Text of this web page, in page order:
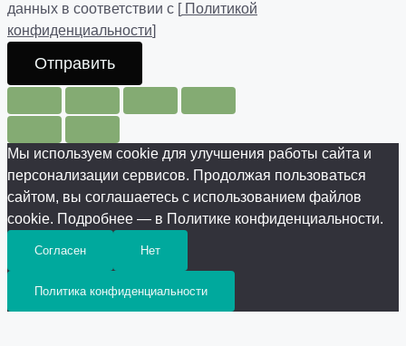
данных в соответствии с [Политикой
конфиденциальности]
Отправить
Мы используем cookie для улучшения работы сайта и
персонализации сервисов. Продолжая пользоваться
сайтом, вы соглашаетесь с использованием файлов
cookie. Подробнее — в Политике конфиденциальности.
Согласен Нет
Политика конфиденциальности